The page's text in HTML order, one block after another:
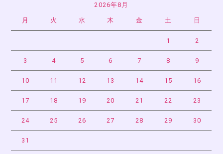
2026年8月
月 火 水 木 金 土 日
1 2
3 4 5 6 7 8 9
10 11 12 13 14 15 16
17 18 19 20 21 22 23
24 25 26 27 28 29 30
31